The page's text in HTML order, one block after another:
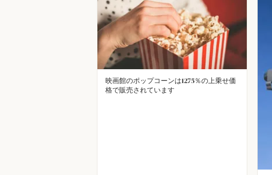
映画館のポップコーンは1275％の上乗せ価
格で販売されています